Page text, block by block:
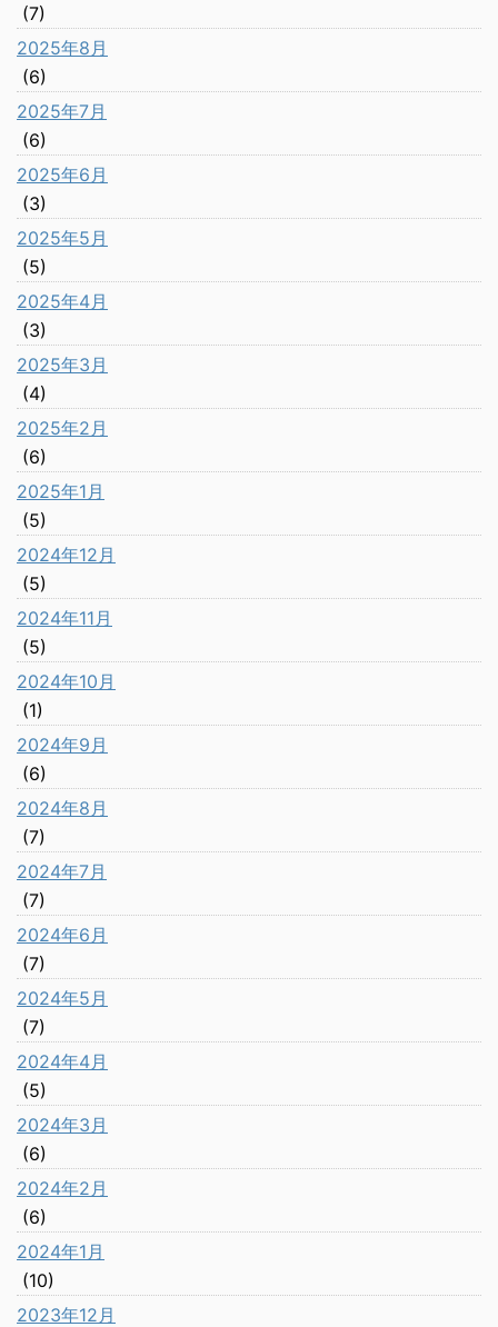
(7)
2025年8月
(6)
2025年7月
(6)
2025年6月
(3)
2025年5月
(5)
2025年4月
(3)
2025年3月
(4)
2025年2月
(6)
2025年1月
(5)
2024年12月
(5)
2024年11月
(5)
2024年10月
(1)
2024年9月
(6)
2024年8月
(7)
2024年7月
(7)
2024年6月
(7)
2024年5月
(7)
2024年4月
(5)
2024年3月
(6)
2024年2月
(6)
2024年1月
(10)
2023年12月